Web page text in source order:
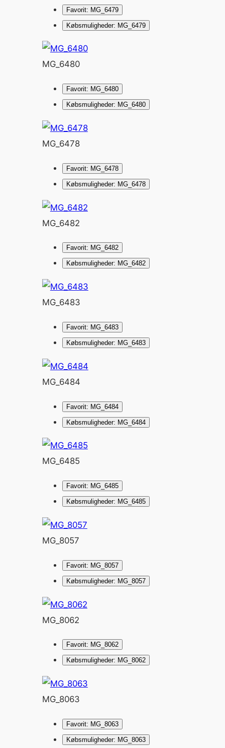
Favorit: MG_6479
Købsmuligheder: MG_6479
MG_6480
Favorit: MG_6480
Købsmuligheder: MG_6480
MG_6478
Favorit: MG_6478
Købsmuligheder: MG_6478
MG_6482
Favorit: MG_6482
Købsmuligheder: MG_6482
MG_6483
Favorit: MG_6483
Købsmuligheder: MG_6483
MG_6484
Favorit: MG_6484
Købsmuligheder: MG_6484
MG_6485
Favorit: MG_6485
Købsmuligheder: MG_6485
MG_8057
Favorit: MG_8057
Købsmuligheder: MG_8057
MG_8062
Favorit: MG_8062
Købsmuligheder: MG_8062
MG_8063
Favorit: MG_8063
Købsmuligheder: MG_8063